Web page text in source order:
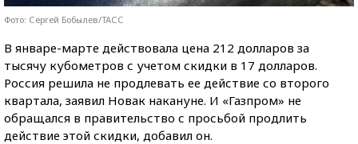
Фото: Сергей Бобылев/ТАСС
В январе-марте действовала цена 212 долларов за
тысячу кубометров с учетом скидки в 17 долларов.
Россия решила не продлевать ее действие со второго
квартала, заявил Новак накануне. И «Газпром» не
обращался в правительство с просьбой продлить
действие этой скидки, добавил он.